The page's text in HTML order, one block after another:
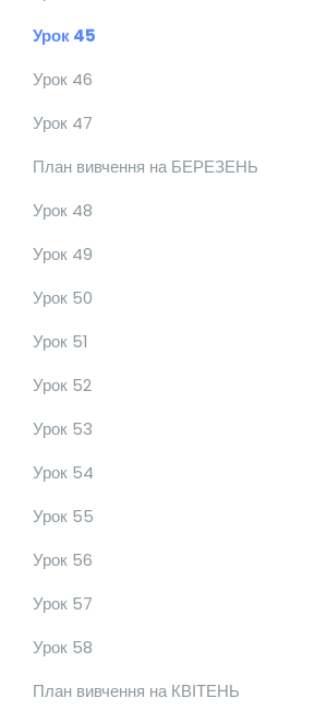
Урок 45
Урок 46
Урок 47
План вивчення на БЕРЕЗЕНЬ
Урок 48
Урок 49
Урок 50
Урок 51
Урок 52
Урок 53
Урок 54
Урок 55
Урок 56
Урок 57
Урок 58
План вивчення на КВІТЕНЬ